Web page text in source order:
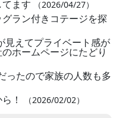
ます （2026/04/27）
ラン付きコテージを探
見えてプライベート感が
ホームページにたどり
ったので家族の人数も多
！ （2026/02/02）